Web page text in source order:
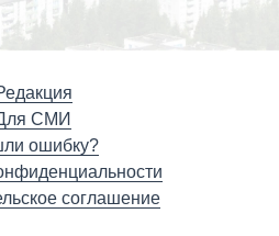
СМИ
ошибку?
соглашение